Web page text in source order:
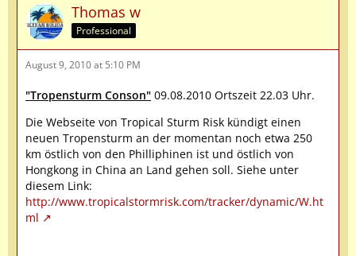
Thomas w
Professional
August 9, 2010 at 5:10 PM
"Tropensturm Conson" 09.08.2010 Ortszeit 22.03 Uhr.
Die Webseite von Tropical Sturm Risk kündigt einen
neuen Tropensturm an der momentan noch etwa 250
km östlich von den Philliphinen ist und östlich von
Hongkong in China an Land gehen soll. Siehe unter
diesem Link:
http://www.tropicalstormrisk.com/tracker/dynamic/W.ht
ml